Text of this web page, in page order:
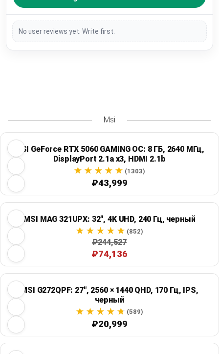
No user reviews yet. Write first.
Msi
MSI GeForce RTX 5060 GAMING OC: 8 ГБ, 2640 МГц,
DisplayPort 2.1a x3, HDMI 2.1b
(1303)
₽43,999
MSI MAG 321UPX: 32", 4K UHD, 240 Гц, черный
(852)
₽244,527
₽74,136
MSI G272QPF: 27", 2560 × 1440 QHD, 170 Гц, IPS,
черный
(589)
₽20,999